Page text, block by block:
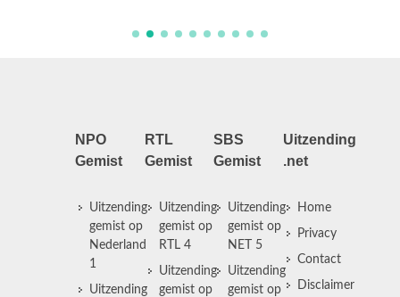
NPO
Gemist
Uitzending
gemist op
Nederland
1
Uitzending
RTL
Gemist
Uitzending
gemist op
RTL 4
Uitzending
gemist op
SBS
Gemist
Uitzending
gemist op
NET 5
Uitzending
gemist op
Uitzending
.net
Home
Privacy
Contact
Disclaimer